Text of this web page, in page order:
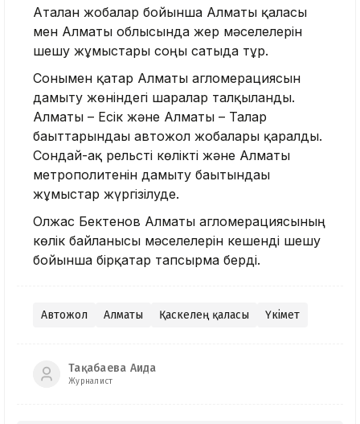
Аталған жобалар бойынша Алматы қаласы
мен Алматы облысында жер мәселелерін
шешу жұмыстары соңғы сатыда тұр.
Сонымен қатар Алматы агломерациясын
дамыту жөніндегі шаралар талқыланды.
Алматы – Есік және Алматы – Талғар
бағыттарындағы автожол жобалары қаралды.
Сондай-ақ рельсті көлікті және Алматы
метрополитенін дамыту бағытындағы
жұмыстар жүргізілуде.
Олжас Бектенов Алматы агломерациясының
көлік байланысы мәселелерін кешенді шешу
бойынша бірқатар тапсырма берді.
Автожол Алматы Қаскелең қаласы Үкімет
Тақабаева Аида
Журналист